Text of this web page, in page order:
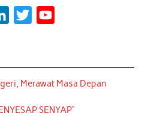
k
e
d
t
t
e
T
u
b
Merawat Masa Depan
SENYAP”